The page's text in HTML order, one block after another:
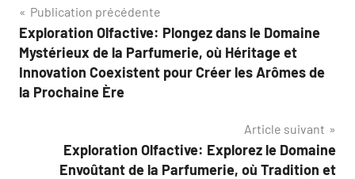
Navigation
de
l’article
Publication précédente
Exploration Olfactive: Plongez dans le Domaine
Mystérieux de la Parfumerie, où Héritage et
Innovation Coexistent pour Créer les Arômes de
la Prochaine Ère
Article suivant
Exploration Olfactive: Explorez le Domaine
Envoûtant de la Parfumerie, où Tradition et